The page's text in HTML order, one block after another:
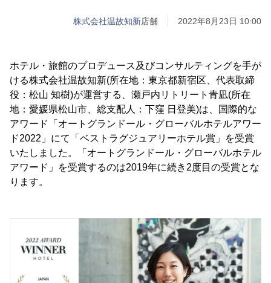
株式会社温故知新店舗 2022年8月23日 10:00
ホテル・旅館のプロデュース及びコンサルティングを手が
ける株式会社温故知新(所在地：東京都新宿区、代表取締
役：松山 知樹)が運営する、瀬戸内リトリート青凪(所在
地：愛媛県松山市、総支配人：下窪 日登美)は、国際的な
アワード「オートグランドール・グローバルホテルアワー
ド2022」にて「ベストラグジュアリーホテル賞」を受賞
いたしました。「オートグランドール・グローバルホテル
アワード」を受賞するのは2019年に続き2度目の受賞とな
ります。